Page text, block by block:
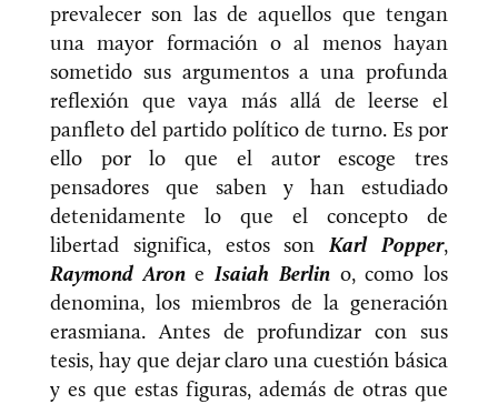
prevalecer son las de aquellos que tengan
una mayor formación o al menos hayan
sometido sus argumentos a una profunda
reflexión que vaya más allá de leerse el
panfleto del partido político de turno. Es por
ello por lo que el autor escoge tres
pensadores que saben y han estudiado
detenidamente lo que el concepto de
libertad significa, estos sonKarl Popper,
Raymond AroneIsaiah Berlino, como los
denomina, los miembros de la generación
erasmiana. Antes de profundizar con sus
tesis, hay que dejar claro una cuestión básica
y es que estas figuras, además de otras que